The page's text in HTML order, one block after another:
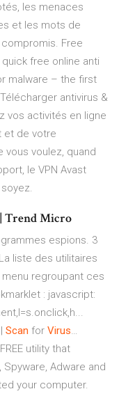
les menaces
et les mots de
Free
free online anti
malware – the first
antivirus &
vos activités en ligne
et de votre
voulez, quand
le VPN Avast
Trend Micro
espions. 3
liste des utilitaires
regroupant ces
: javascript:
Scan for Virus…
utility that
Adware and
your computer.